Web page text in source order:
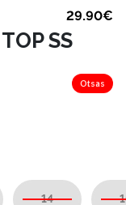
29.90€
SS
Otsas
14